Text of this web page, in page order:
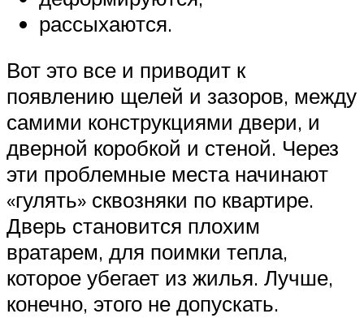
рассыхаются.
Вот это все и приводит к
появлению щелей и зазоров, между
самими конструкциями двери, и
дверной коробкой и стеной. Через
эти проблемные места начинают
«гулять» сквозняки по квартире.
Дверь становится плохим
вратарем, для поимки тепла,
которое убегает из жилья. Лучше,
конечно, этого не допускать.